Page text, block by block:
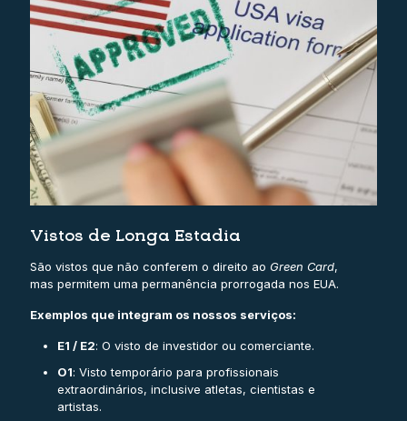
Vistos de Longa Estadia
São vistos que não conferem o direito ao Green Card,
mas permitem uma permanência prorrogada nos EUA.
Exemplos que integram os nossos serviços:
E1 / E2: O visto de investidor ou comerciante.
O1: Visto temporário para profissionais
extraordinários, inclusive atletas, cientistas e
artistas.